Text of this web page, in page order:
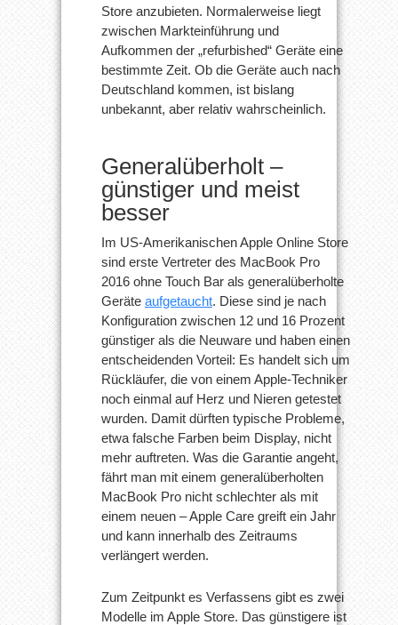
generalüberholt
bislang
in
den
Store anzubieten. Normalerweise liegt
zwischen Markteinführung und
Aufkommen der „refurbished“ Geräte eine
bestimmte Zeit. Ob die Geräte auch nach
Deutschland kommen, ist bislang
unbekannt, aber relativ wahrscheinlich.
Generalüberholt –
günstiger und meist
besser
Im US-Amerikanischen Apple Online Store
sind erste Vertreter des MacBook Pro
2016 ohne Touch Bar als generalüberholte
Geräte aufgetaucht. Diese sind je nach
Konfiguration zwischen 12 und 16 Prozent
günstiger als die Neuware und haben einen
entscheidenden Vorteil: Es handelt sich um
Rückläufer, die von einem Apple-Techniker
noch einmal auf Herz und Nieren getestet
wurden. Damit dürften typische Probleme,
etwa falsche Farben beim Display, nicht
mehr auftreten. Was die Garantie angeht,
fährt man mit einem generalüberholten
MacBook Pro nicht schlechter als mit
einem neuen – Apple Care greift ein Jahr
und kann innerhalb des Zeitraums
verlängert werden.
Zum Zeitpunkt es Verfassens gibt es zwei
Modelle im Apple Store. Das günstigere ist